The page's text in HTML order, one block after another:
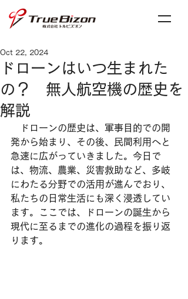
ドローンはいつ生まれた
の？ 無人航空機の歴史を
解説
Oct 22, 2024
ドローンの歴史は、軍事目的での開
発から始まり、その後、民間利用へと
急速に広がっていきました。今日で
は、物流、農業、災害救助など、多岐
にわたる分野での活用が進んでおり、
私たちの日常生活にも深く浸透してい
ます。ここでは、ドローンの誕生から
現代に至るまでの進化の過程を振り返
ります。